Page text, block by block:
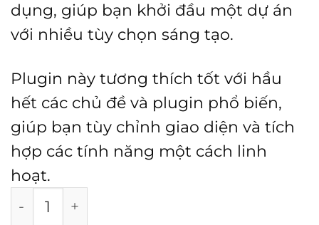
dụng, giúp bạn khởi đầu một dự án
với nhiều tùy chọn sáng tạo.
Plugin này tương thích tốt với hầu
hết các chủ đề và plugin phổ biến,
giúp bạn tùy chỉnh giao diện và tích
hợp các tính năng một cách linh
hoạt.
WPBakery Page Builder for WordPress số